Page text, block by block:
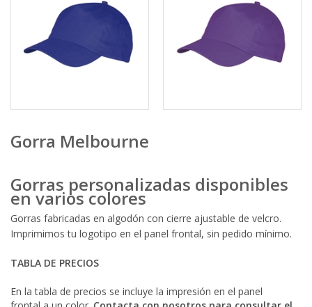
Gorra Melbourne
Gorras personalizadas disponibles
en varios colores
Gorras fabricadas en algodón con cierre ajustable de velcro.
Imprimimos tu logotipo en el panel frontal, sin pedido mínimo.
TABLA DE PRECIOS
En la tabla de precios se incluye la impresión en el panel